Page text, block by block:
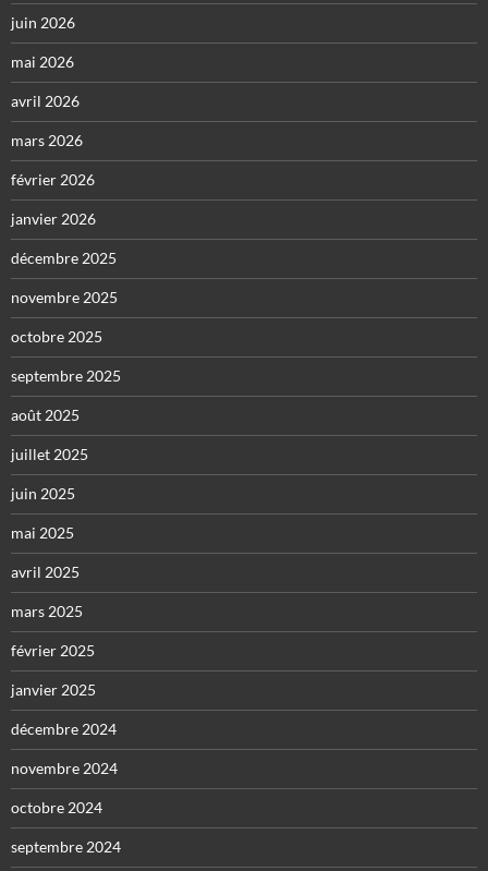
juin 2026
mai 2026
avril 2026
mars 2026
février 2026
janvier 2026
décembre 2025
novembre 2025
octobre 2025
septembre 2025
août 2025
juillet 2025
juin 2025
mai 2025
avril 2025
mars 2025
février 2025
janvier 2025
décembre 2024
novembre 2024
octobre 2024
septembre 2024